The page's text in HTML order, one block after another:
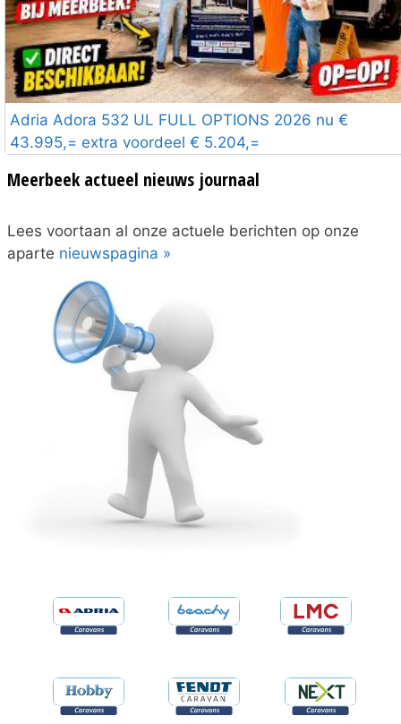
Adria Adora 532 UL FULL OPTIONS 2026 nu €
43.995,= extra voordeel € 5.204,=
Meerbeek actueel nieuws journaal
Lees voortaan al onze actuele berichten op onze
aparte nieuwspagina »